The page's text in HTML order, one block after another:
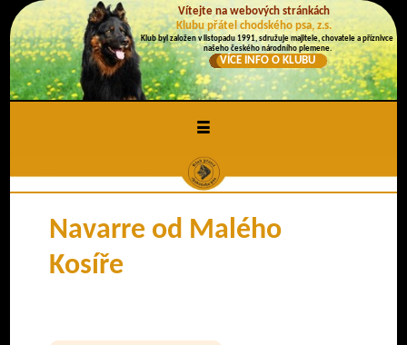
Vítejte na webových stránkách
Klubu přátel chodského psa, z.s.
Klub byl založen v listopadu 1991, sdružuje majitele, chovatele a příznivce
našeho českého národního plemene.
VÍCE INFO O KLUBU
≡
Navarre od Malého
Kosíře